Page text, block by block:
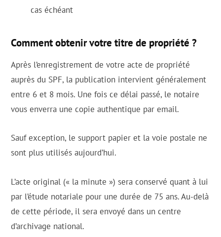
cas échéant
Comment obtenir votre titre de propriété ?
Après l’enregistrement de votre acte de propriété
auprès du SPF, la publication intervient généralement
entre 6 et 8 mois. Une fois ce délai passé, le notaire
vous enverra une copie authentique par email.
Sauf exception, le support papier et la voie postale ne
sont plus utilisés aujourd’hui.
L’acte original (« la minute ») sera conservé quant à lui
par l’étude notariale pour une durée de 75 ans. Au-delà
de cette période, il sera envoyé dans un centre
d’archivage national.